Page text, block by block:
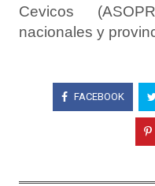
Cevicos
nacionales y
FACEBOOK